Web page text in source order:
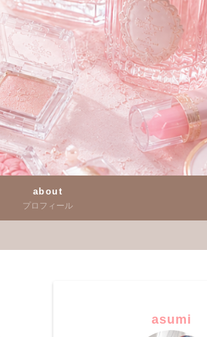
about
プロフィール
asumi